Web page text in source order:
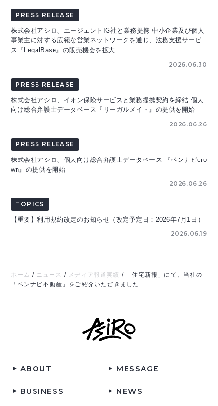
PRESS RELEASE
株式会社アシロ、エージェントIG社と業務提携 中小企業及び個人
事業主に対する広範な営業ネットワークを通じ、法務支援サービ
ス『LegalBase』の販売機会を拡大
2026.06.30
PRESS RELEASE
株式会社アシロ、イオン保険サービスと業務提携契約を締結 個人
向け総合弁護士データベース『リーガルメイト』の提供を開始
2026.06.26
PRESS RELEASE
株式会社アシロ、個人向け総合弁護士データベース 『ベンナビcro
wn』の提供を開始
2026.06.26
TOPICS
【重要】利用規約改定のお知らせ（改定予定日：2026年7月1日）
2026.06.19
ホーム / ニュース / メディア報道実績 /
「住宅新報」にて、当社の
「ベンナビ不動産」をご紹介いただきました
ABOUT MESSAGE
BUSINESS NEWS